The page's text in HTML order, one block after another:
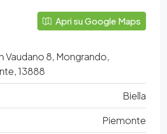
Apri su Google Maps
Vaudano 8, Mongrando,
13888
Biella
Piemonte